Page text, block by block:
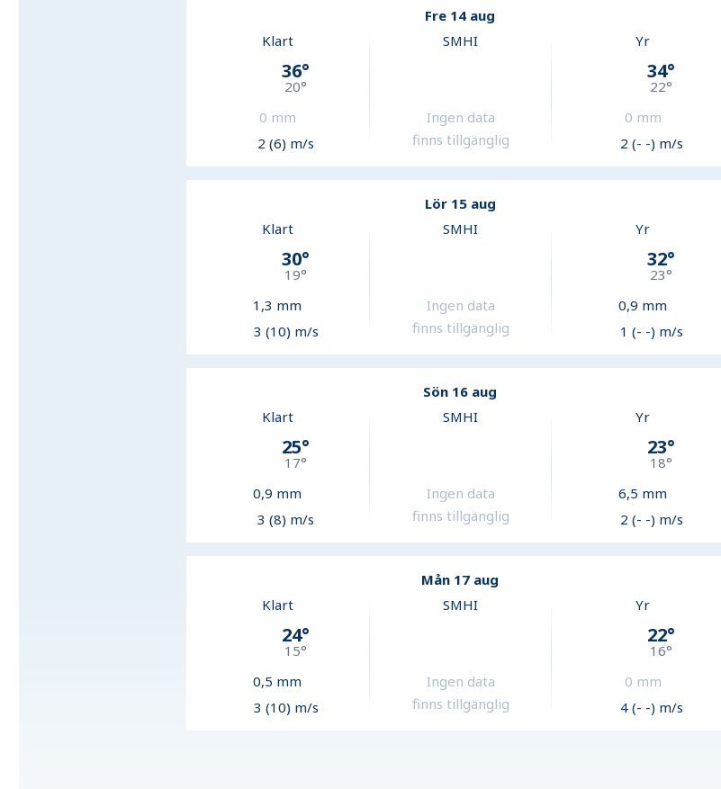
Fre 14 aug
Klart
36°
20°
0 mm
2 (6) m/s
SMHI
Ingen data
finns tillgänglig
Yr
34°
22°
0 mm
2 (- -) m/s
Lör 15 aug
Klart
30°
19°
1,3 mm
3 (10) m/s
SMHI
Ingen data
finns tillgänglig
Yr
32°
23°
0,9 mm
1 (- -) m/s
Sön 16 aug
Klart
25°
17°
0,9 mm
3 (8) m/s
SMHI
Ingen data
finns tillgänglig
Yr
23°
18°
6,5 mm
2 (- -) m/s
Mån 17 aug
Klart
24°
15°
0,5 mm
3 (10) m/s
SMHI
Ingen data
finns tillgänglig
Yr
22°
16°
0 mm
4 (- -) m/s